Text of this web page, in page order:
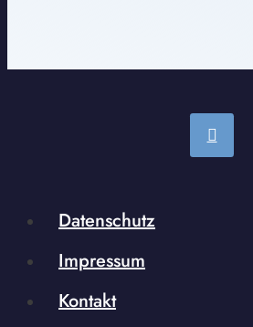
Datenschutz
Impressum
Kontakt